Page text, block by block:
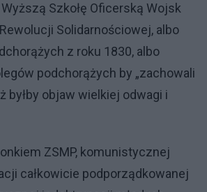
Szkołę Oficerską Wojsk
Solidarnościowej, albo
z roku 1830, albo
podchorążych by „zachowali
byłby objaw wielkiej odwagi i
ZSMP, komunistycznej
całkowicie podporządkowanej